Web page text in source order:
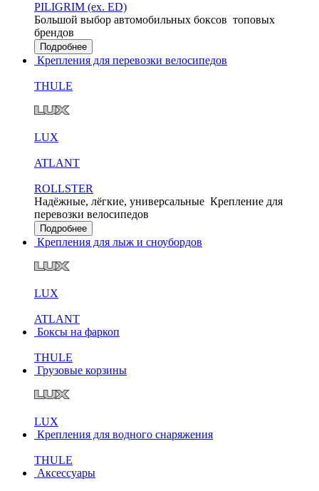
PILIGRIM (ex. ED)
Большой выбор автомобильных боксов топовых
брендов
Подробнее
Крепления для перевозки велосипедов
THULE
LUX
ATLANT
ROLLSTER
Надёжные, лёгкие, универсальные Крепление для
перевозки велосипедов
Подробнее
Крепления для лыж и сноубордов
LUX
ATLANT
Боксы на фаркоп
THULE
Грузовые корзины
LUX
Крепления для водного снаряжения
THULE
Аксессуары